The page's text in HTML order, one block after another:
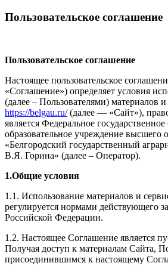
Пользовательское соглашение
Пользовательское соглашение
Настоящее пользовательское
«Соглашение») определяет условия
(далее – Пользователями) материалов и
https://belgau.ru/(далее — «Сайт»),
является Федеральное
образовательное учреждение высшего
«Белгородский государственный
В.Я. Горина» (далее – Оператор).
1.Общие условия
1.1. Использование материалов и
регулируется нормами действующего
Российской Федерации.
1.2. Настоящее Соглашение является
Получая доступ к материалам Сайта,
присоединившимся к настоящему